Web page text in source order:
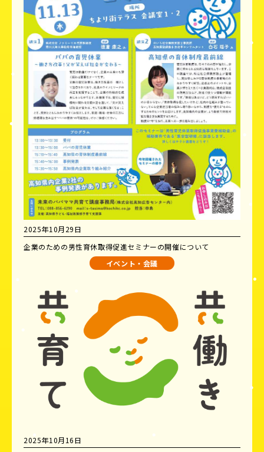
2025年10月29日
企業のための男性育休取得促進セミナーの開催について
イベント・会議
2025年10月16日